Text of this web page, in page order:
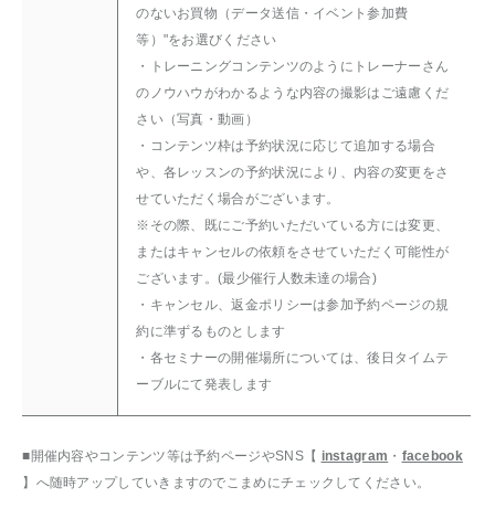
のないお買物（データ送信・イベント参加費
等）"をお選びください
・トレーニングコンテンツのようにトレーナーさん
のノウハウがわかるような内容の撮影はご遠慮くだ
さい（写真・動画）
・コンテンツ枠は予約状況に応じて追加する場合
や、各レッスンの予約状況により、内容の変更をさ
せていただく場合がございます。
※その際、既にご予約いただいている方には変更、
またはキャンセルの依頼をさせていただく可能性が
ございます。(最少催行人数未達の場合)
・キャンセル、返金ポリシーは参加予約ページの規
約に準ずるものとします
・各セミナーの開催場所については、後日タイムテ
ーブルにて発表します
■開催内容やコンテンツ等は予約ページやSNS【 instagram ・ facebook
】へ随時アップしていきますのでこまめにチェックしてください。